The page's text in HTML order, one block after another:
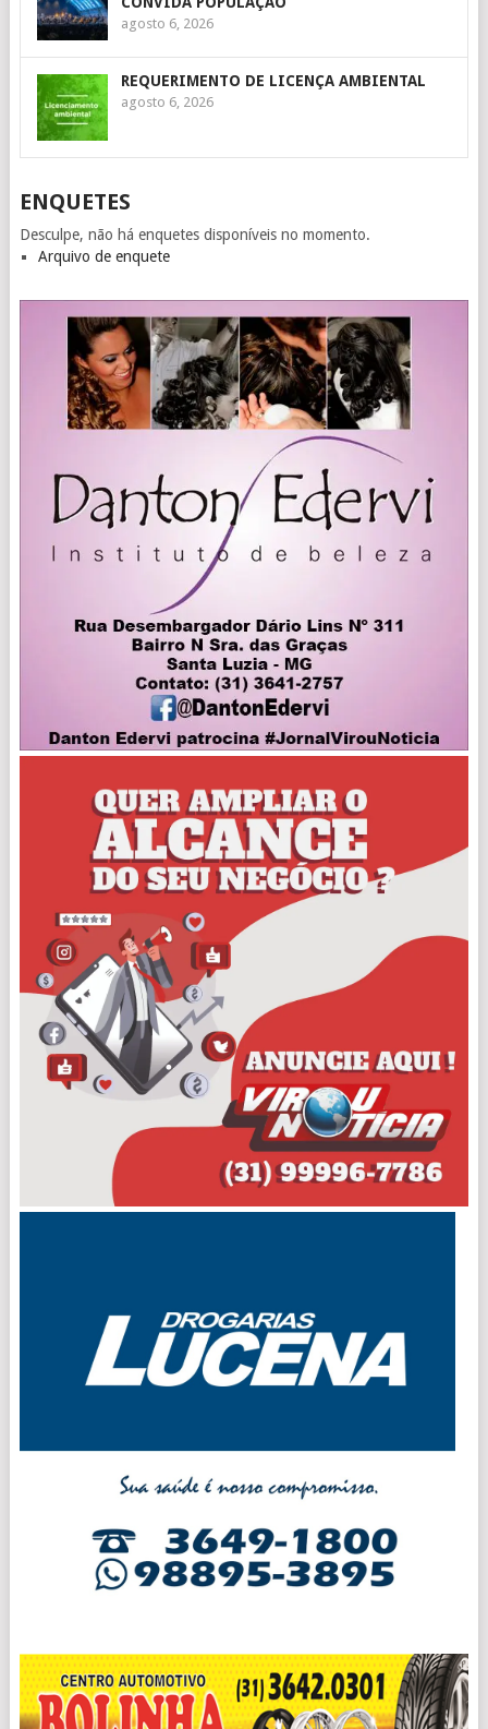
agosto 6, 2026
REQUERIMENTO DE LICENÇA AMBIENTAL
agosto 6, 2026
ENQUETES
Desculpe, não há enquetes disponíveis no momento.
Arquivo de enquete